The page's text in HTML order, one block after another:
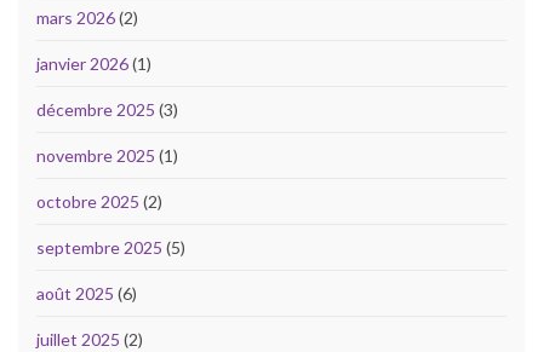
mars 2026(2)
janvier 2026(1)
décembre 2025 (3)
novembre 2025 (1)
octobre 2025 (2)
septembre 2025 (5)
août 2025 (6)
juillet 2025 (2)